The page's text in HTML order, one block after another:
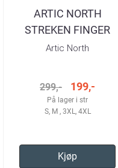
ARTIC NORTH
STREKEN FINGER
BLACK T-SKJORTE
Artic North
299,- 199,-
På lager i str
S, M , 3XL, 4XL
Kjøp